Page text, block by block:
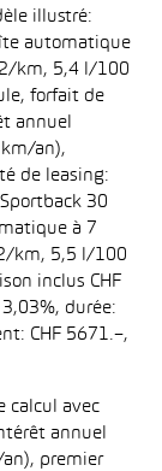
illustré:
automatique
km, 5,4 l/100
forfait de
annuel
an),
de leasing:
30
à 7
km, 5,5 l/100
inclus CHF
durée:
CHF 5671.–,
calcul avec
annuel
premier